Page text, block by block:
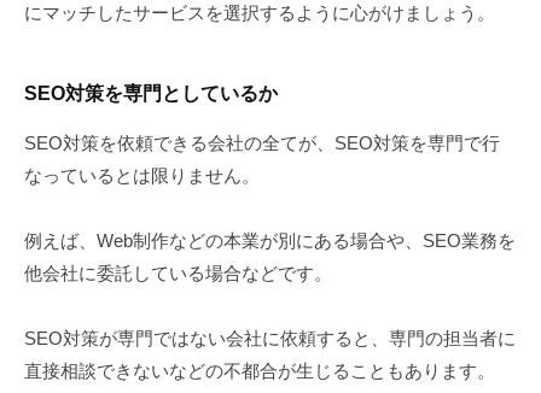
にマッチしたサービスを選択するように心がけましょう。
SEO対策を専門としているか
SEO対策を依頼できる会社の全てが、SEO対策を専門で行
なっているとは限りません。
例えば、Web制作などの本業が別にある場合や、SEO業務を
他会社に委託している場合などです。
SEO対策が専門ではない会社に依頼すると、専門の担当者に
直接相談できないなどの不都合が生じることもあります。